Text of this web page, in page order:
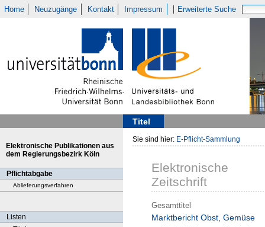
Home Neuzugänge Kontakt Impressum Erweiterte Suche
Titel
Elektronische Publikationen aus
dem Regierungsbezirk Köln
Pflichtabgabe
Ablieferungsverfahren
Listen
Sie sind hier: E-Pflicht-Sammlung
Elektronische
Zeitschrift
Gesamttitel
Marktbericht Obst, Gemüse